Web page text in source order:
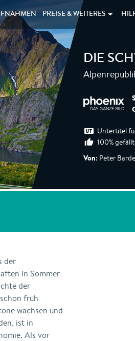
PREISE & WEITERES
DIE
Untertitel
100%
Von: Peter
der
in Sommer
der
früh
wachsen und
ist in
Als vor